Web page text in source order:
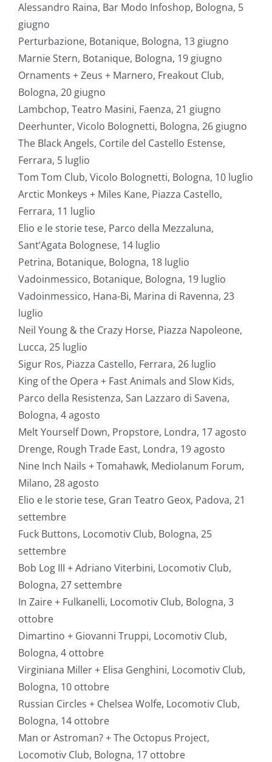
Alessandro Raina, Bar Modo Infoshop, Bologna, 5
giugno
Perturbazione, Botanique, Bologna, 13 giugno
Marnie Stern, Botanique, Bologna, 19 giugno
Ornaments + Zeus + Marnero, Freakout Club,
Bologna, 20 giugno
Lambchop, Teatro Masini, Faenza, 21 giugno
Deerhunter, Vicolo Bolognetti, Bologna, 26 giugno
The Black Angels, Cortile del Castello Estense,
Ferrara, 5 luglio
Tom Tom Club, Vicolo Bolognetti, Bologna, 10 luglio
Arctic Monkeys + Miles Kane, Piazza Castello,
Ferrara, 11 luglio
Elio e le storie tese, Parco della Mezzaluna,
Sant’Agata Bolognese, 14 luglio
Petrina, Botanique, Bologna, 18 luglio
Vadoinmessico, Botanique, Bologna, 19 luglio
Vadoinmessico, Hana-Bi, Marina di Ravenna, 23
luglio
Neil Young & the Crazy Horse, Piazza Napoleone,
Lucca, 25 luglio
Sigur Ros, Piazza Castello, Ferrara, 26 luglio
King of the Opera + Fast Animals and Slow Kids,
Parco della Resistenza, San Lazzaro di Savena,
Bologna, 4 agosto
Melt Yourself Down, Propstore, Londra, 17 agosto
Drenge, Rough Trade East, Londra, 19 agosto
Nine Inch Nails + Tomahawk, Mediolanum Forum,
Milano, 28 agosto
Elio e le storie tese, Gran Teatro Geox, Padova, 21
settembre
Fuck Buttons, Locomotiv Club, Bologna, 25
settembre
Bob Log III + Adriano Viterbini, Locomotiv Club,
Bologna, 27 settembre
In Zaire + Fulkanelli, Locomotiv Club, Bologna, 3
ottobre
Dimartino + Giovanni Truppi, Locomotiv Club,
Bologna, 4 ottobre
Virginiana Miller + Elisa Genghini, Locomotiv Club,
Bologna, 10 ottobre
Russian Circles + Chelsea Wolfe, Locomotiv Club,
Bologna, 14 ottobre
Man or Astroman? + The Octopus Project,
Locomotiv Club, Bologna, 17 ottobre